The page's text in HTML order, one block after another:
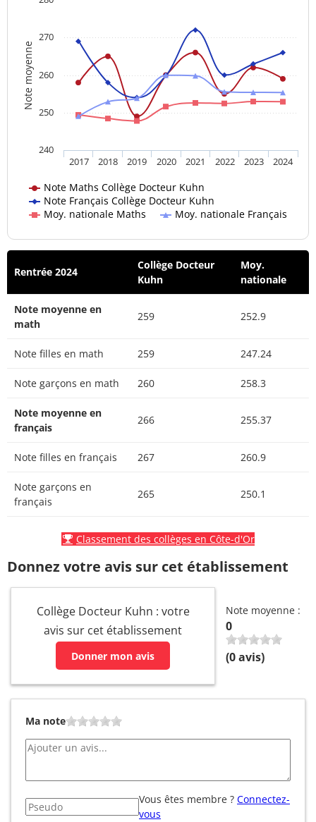
Note moyenne
Note Maths Collège Docteur Kuhn
Note Français Collège Docteur Kuhn
Moy. nationale Maths
Moy. nationale Français
2017 2018 2019 2020 2021 2022 2023 2024
240
250
260
270
Rentrée 2024
Collège Docteur
Kuhn
Moy.
nationale
Note moyenne en
math
259 252.9
Note filles en math 259 247.24
Note garçons en math 260 258.3
Note moyenne en
français
266 255.37
Note filles en français 267 260.9
Note garçons en
français
265 250.1
Classement des collèges en Côte-d'Or
Donnez votre avis sur cet établissement
Collège Docteur Kuhn : votre
avis sur cet établissement
Donner mon avis
Note moyenne :
0
(0avis)
Ma note
Vous êtes membre ? Connectez-
vous